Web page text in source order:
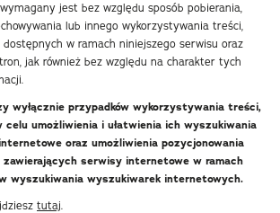
jest bez względu sposób pobierania,
lub innego wykorzystywania treści,
w ramach niniejszego serwisu oraz
jak również bez względu na charakter tych
wyłącznie przypadków wykorzystywania treści,
umożliwienia i ułatwienia ich wyszukiwania
oraz umożliwienia pozycjonowania
serwisy internetowe w ramach
wyszukiwania wyszukiwarek internetowych.
tutaj.